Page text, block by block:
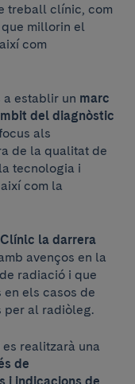
treball clínic, com
millorin el
com
establir un marc
del diagnòstic
als
de la qualitat de
tecnologia i
com la
la darrera
avenços en la
radiació i que
els casos de
per al radiòleg.
realitzarà una
de